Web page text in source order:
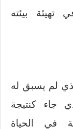
تهيئة بيئته
لم يسبق له
جاء كنتيجة
في الحياة